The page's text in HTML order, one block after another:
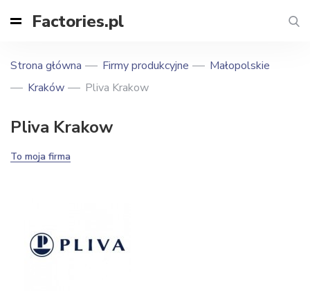
Factories.pl
Strona główna Firmy produkcyjne
Małopolskie
Kraków
Pliva Krakow
Pliva Krakow
To moja firma